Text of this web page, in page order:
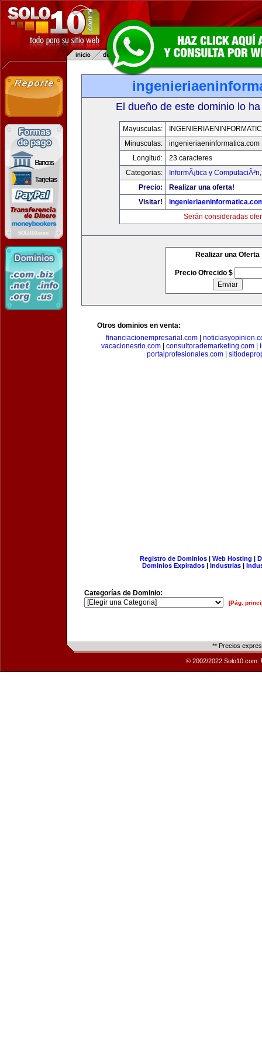
El dueño de este dominio lo
Mayusculas:
Minusculas:
ingenieriaeninformatica.com
Longitud:
23 caracteres
Categorias:
InformÃ¡tica y ComputaciÃ³n
Precio:
Realizar una oferta!
Visitar!
Serán consideradas
Realizar una Oferta
Precio Ofrecido $
Otros dominios en venta:
financiacionempresarial.com
vacacionesrio.com
consultorademarketing.com
portalprofesionales.com|
Registro de Dominios| Web Hosting |
Dominios Expirados | Industrias |
Categorías de Dominio:
[Pág.
** Precios
© 2002/2022 Solo10.com